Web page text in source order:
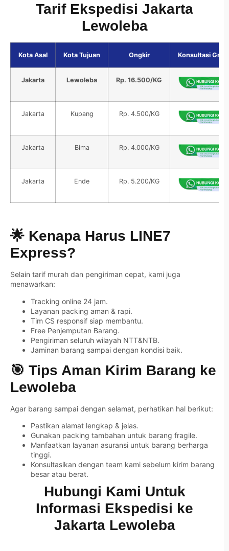
Tarif Ekspedisi Jakarta
Lewoleba
Kota Asal Kota Tujuan Ongkir Konsultasi
Jakarta Lewoleba Rp. 16.500/KG
Jakarta Kupang Rp. 4.500/KG
Jakarta Bima Rp. 4.000/KG
Jakarta Ende Rp. 5.200/KG
🌟 Kenapa Harus LINE7
Express?
Selain tarif murah dan pengiriman cepat, kami juga
menawarkan:
Tracking online 24 jam.
Layanan packing aman & rapi.
Tim CS responsif siap membantu.
Free Penjemputan Barang.
Pengiriman seluruh wilayah NTT&NTB.
Jaminan barang sampai dengan kondisi baik.
🎯 Tips Aman Kirim Barang ke
Lewoleba
Agar barang sampai dengan selamat, perhatikan hal berikut:
Pastikan alamat lengkap & jelas.
Gunakan packing tambahan untuk barang fragile.
Manfaatkan layanan asuransi untuk barang berharga
tinggi.
Konsultasikan dengan team kami sebelum kirim barang
besar atau berat.
Hubungi Kami Untuk
Informasi Ekspedisi ke
Jakarta Lewoleba